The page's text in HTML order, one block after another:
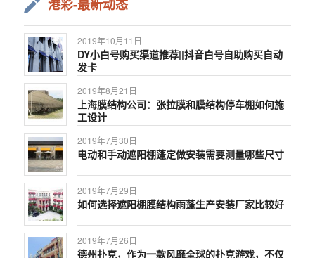
港彩-最新动态
2019年10月11日
DY小白号购买渠道推荐||抖音白号自助购买自动
发卡
2019年8月21日
上海膜结构公司：张拉膜和膜结构停车棚如何施
工设计
2019年7月30日
电动和手动遮阳棚蓬定做安装需要测量哪些尺寸
2019年7月29日
如何选择遮阳棚膜结构雨蓬生产安装厂家比较好
2019年7月26日
德州扑克，作为一款风靡全球的扑克游戏，不仅